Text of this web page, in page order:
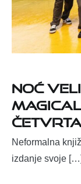
Noć
Neformalna
izdanje svoje […]